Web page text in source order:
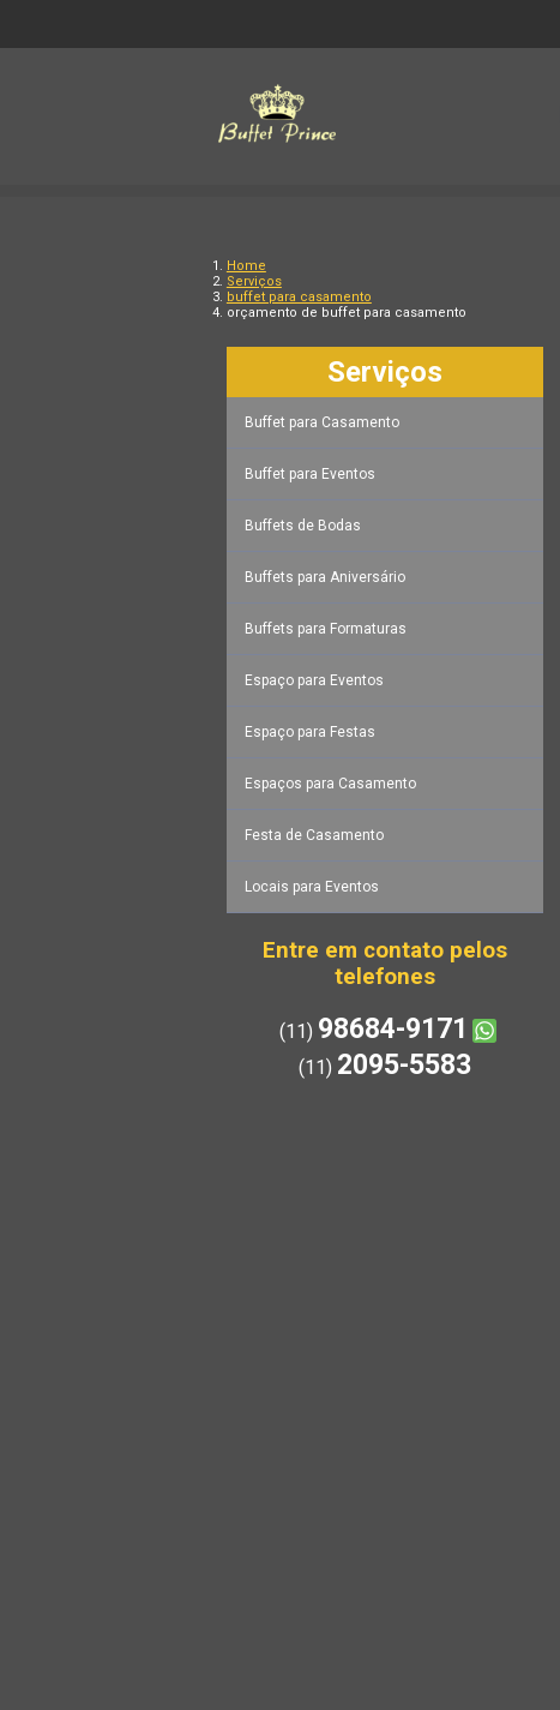
Home
Serviços
buffet para casamento
orçamento de buffet para casamento
Serviços
Buffet para Casamento
Buffet para Eventos
Buffets de Bodas
Buffets para Aniversário
Buffets para Formaturas
Espaço para Eventos
Espaço para Festas
Espaços para Casamento
Festa de Casamento
Locais para Eventos
Entre em contato pelos
telefones
(11) 98684-9171
(11) 2095-5583